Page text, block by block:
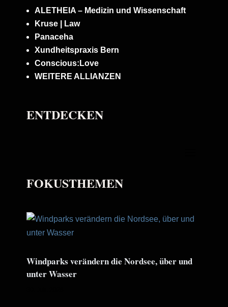
ALETHEIA – Medizin und Wissenschaft
Kruse | Law
Panaceha
Xundheitspraxis Bern
Conscious:Love
WEITERE ALLIANZEN
ENTDECKEN
FOKUSTHEMEN
Windparks verändern die Nordsee, über und
unter Wasser